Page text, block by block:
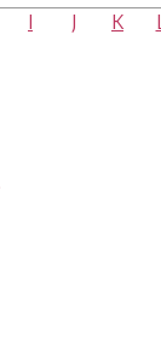
I J K